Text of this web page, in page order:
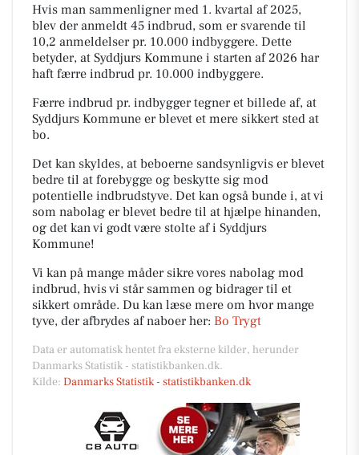
Hvis man sammenligner med 1. kvartal af 2025,
blev der anmeldt 45 indbrud, som er svarende til
10,2 anmeldelser pr. 10.000 indbyggere. Dette
betyder, at Syddjurs Kommune i starten af 2026 har
haft færre indbrud pr. 10.000 indbyggere.
Færre indbrud pr. indbygger tegner et billede af, at
Syddjurs Kommune er blevet et mere sikkert sted at
bo.
Det kan skyldes, at beboerne sandsynligvis er blevet
bedre til at forebygge og beskytte sig mod
potentielle indbrudstyve. Det kan også bunde i, at vi
som nabolag er blevet bedre til at hjælpe hinanden,
og det kan vi godt være stolte af i Syddjurs
Kommune!
Vi kan på mange måder sikre vores nabolag mod
indbrud, hvis vi står sammen og bidrager til et
sikkert område. Du kan læse mere om hvor mange
tyve, der afbrydes af naboer her: Bo Trygt
Data er automatisk hentet fra eksterne kilder, herunder
Danmarks Statistik - statistikbanken.dk.
Kilde: Danmarks Statistik - statistikbanken.dk